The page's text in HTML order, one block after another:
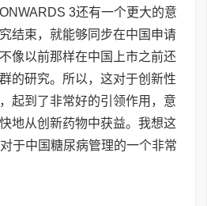
3还有一个更大的意
结束，就能够同步在中国申请
像以前那样在中国上市之前还
的研究。所以，这对于创新性
起到了非常好的引领作用，意
地从创新药物中获益。我想这
于中国糖尿病管理的一个非常